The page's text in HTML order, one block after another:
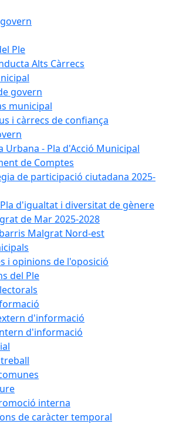
Ple
Alts Càrrecs
govern
municipal
i càrrecs de confiança
Urbana - Pla d'Acció Municipal
de Comptes
de participació ciutadana 2025-
d'igualtat i diversitat de gènere
de Mar 2025-2028
Malgrat Nord-est
i opinions de l'oposició
del Ple
d'informació
d'informació
interna
de caràcter temporal